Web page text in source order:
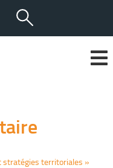
stratégies territoriales »